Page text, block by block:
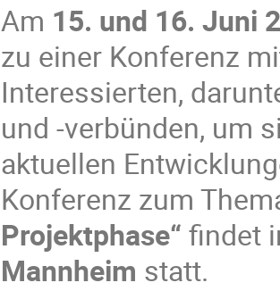
Am 15. und 16. Juni
zu einer Konferenz
Interessierten,
und -verbünden, um
aktuellen
Konferenz zum
Projektphase“ findet
Mannheim statt.